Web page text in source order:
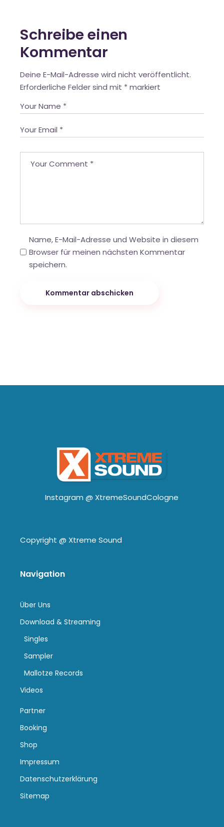
Schreibe einen
Kommentar
Deine E-Mail-Adresse wird nicht veröffentlicht.
Erforderliche Felder sind mit * markiert
Name, E-Mail-Adresse und Website in diesem
Browser für meinen nächsten Kommentar
speichern.
Kommentar abschicken
Instagram @ XtremeSoundCologne
Copyright @ Xtreme Sound
Navigation
Über Uns
Download & Streaming
Singles
Sampler
Mallotze Records
Videos
Partner
Booking
Shop
Impressum
Datenschutzerklärung
Sitemap